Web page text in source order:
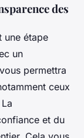
des
une étape
un
permettra
ceux
et du